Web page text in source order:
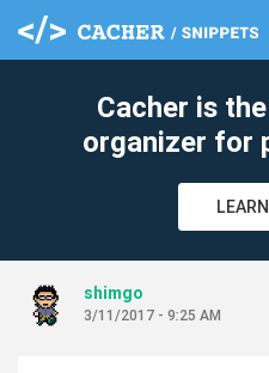
Cacher is
organizer for
shimgo
3/11/2017 - 9:25 AM